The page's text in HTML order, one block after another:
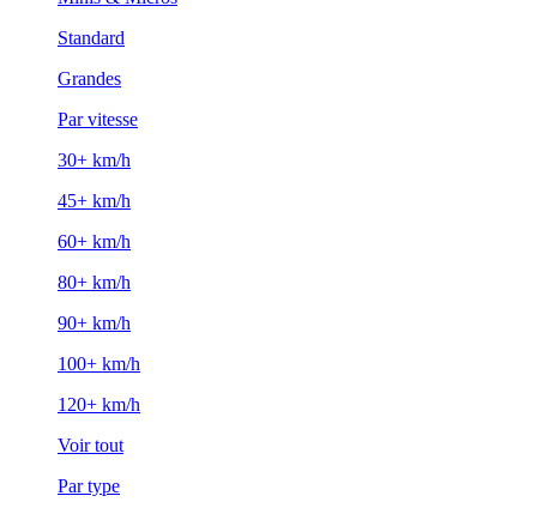
Standard
Grandes
Par vitesse
30+ km/h
45+ km/h
60+ km/h
80+ km/h
90+ km/h
100+ km/h
120+ km/h
Voir tout
Par type